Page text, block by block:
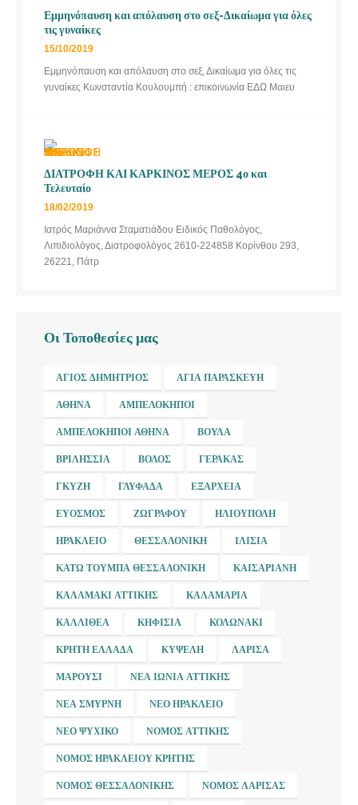
Εμμηνόπαυση και απόλαυση στο σεξ-Δικαίωμα για όλες
τις γυναίκες
15/10/2019
Εμμηνόπαυση και απόλαυση στο σεξ, Δικαίωμα για όλες τις
γυναίκες Κωνσταντία Κουλουμπή : επικοινωνία ΕΔΩ Μαιευ
ΔΙΑΤΡΟΦΗ ΚΑΙ ΚΑΡΚΙΝΟΣ ΜΕΡΟΣ 4ο και
Τελευταίο
18/02/2019
Ιατρός Μαριάννα Σταματιάδου Ειδικός Παθολόγος,
Λιπιδιολόγος, Διατροφολόγος 2610-224858 Κορίνθου 293,
26221, Πάτρ
Οι Τοποθεσίες μας
ΆΓΙΟΣ ΔΗΜΉΤΡΙΟΣ ΑΓΊΑ ΠΑΡΑΣΚΕΥΉ
ΑΘΉΝΑ ΑΜΠΕΛΌΚΗΠΟΙ
ΑΜΠΕΛΌΚΗΠΟΙ ΑΘΉΝΑ ΒΟΎΛΑ
ΒΡΙΛΉΣΣΙΑ ΒΌΛΟΣ ΓΈΡΑΚΑΣ
ΓΚΎΖΗ ΓΛΥΦΆΔΑ ΕΞΆΡΧΕΙΑ
ΕΎΟΣΜΟΣ ΖΩΓΡΆΦΟΥ ΗΛΙΟΎΠΟΛΗ
ΗΡΆΚΛΕΙΟ ΘΕΣΣΑΛΟΝΊΚΗ ΙΛΊΣΙΑ
ΚΆΤΩ ΤΟΎΜΠΑ ΘΕΣΣΑΛΟΝΊΚΗ ΚΑΙΣΑΡΙΑΝΉ
ΚΑΛΑΜΆΚΙ ΑΤΤΙΚΉΣ ΚΑΛΑΜΑΡΙΆ
ΚΑΛΛΙΘΈΑ ΚΗΦΙΣΙΆ ΚΟΛΩΝΆΚΙ
ΚΡΉΤΗ ΕΛΛΆΔΑ ΚΥΨΈΛΗ ΛΆΡΙΣΑ
ΜΑΡΟΎΣΙ ΝΈΑ ΙΩΝΊΑ ΑΤΤΙΚΉΣ
ΝΈΑ ΣΜΎΡΝΗ ΝΈΟ ΗΡΆΚΛΕΙΟ
ΝΈΟ ΨΥΧΙΚΌ ΝΟΜΌΣ ΑΤΤΙΚΉΣ
ΝΟΜΌΣ ΗΡΑΚΛΕΊΟΥ ΚΡΉΤΗΣ
ΝΟΜΌΣ ΘΕΣΣΑΛΟΝΊΚΗΣ ΝΟΜΌΣ ΛΆΡΙΣΑΣ